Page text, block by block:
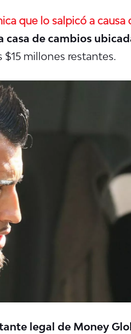
que lo salpicó a causa
casa de cambios
millones restantes.
legal de Money